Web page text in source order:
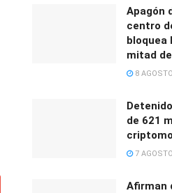
Apagón
centro
bloquea
mitad
8
de 621
7
Afirman